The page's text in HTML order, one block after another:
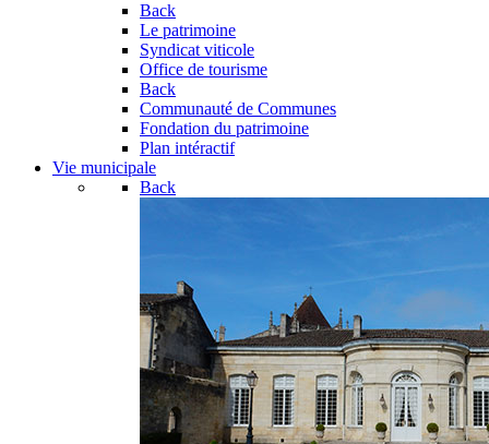
Back
Le patrimoine
Syndicat viticole
Office de tourisme
Back
Communauté de Communes
Fondation du patrimoine
Plan intéractif
Vie municipale
Back